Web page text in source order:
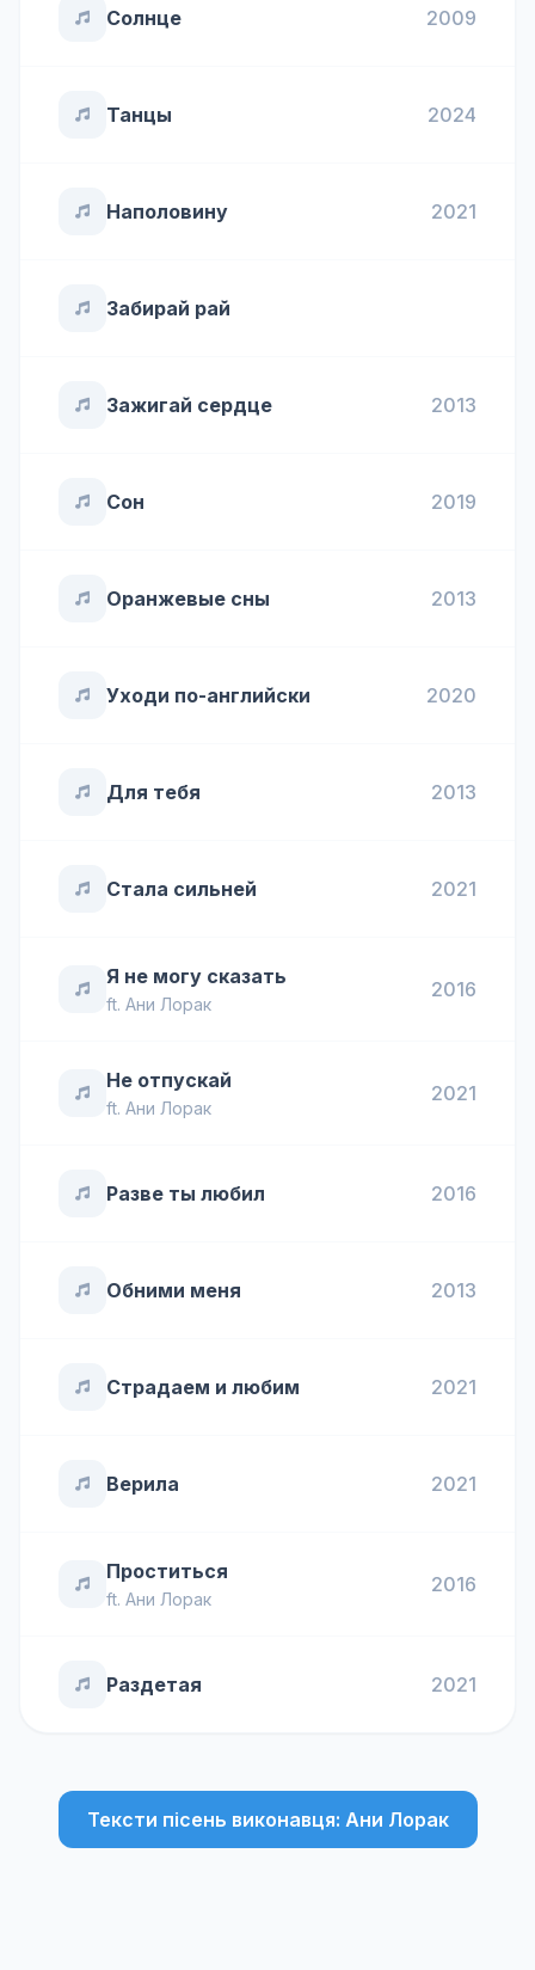
Солнце 2009
Танцы 2024
Наполовину 2021
Забирай рай
Зажигай сердце 2013
Сон 2019
Оранжевые сны 2013
Уходи по-английски 2020
Для тебя 2013
Стала сильней 2021
Я не могу сказать
ft. Ани Лорак
2016
Не отпускай
ft. Ани Лорак
2021
Разве ты любил 2016
Обними меня 2013
Страдаем и любим 2021
Верила 2021
Проститься
ft. Ани Лорак
2016
Раздетая 2021
Тексти пісень виконавця: Ани Лорак